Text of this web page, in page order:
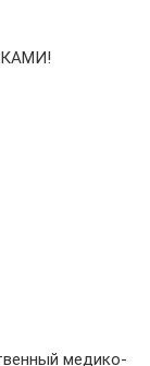
медико-